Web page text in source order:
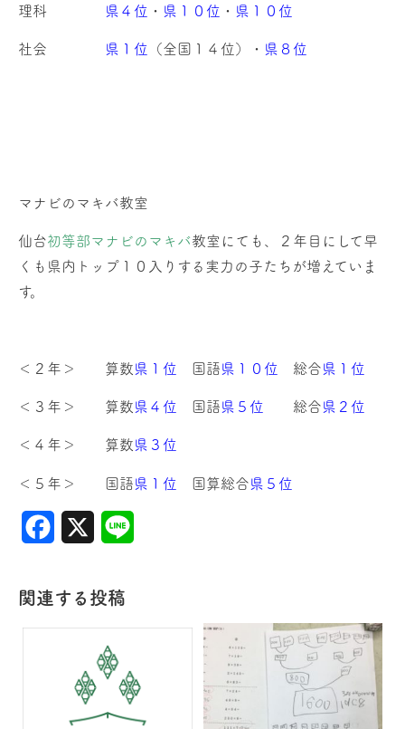
理科 県４位 ・ 県１０位 ・ 県１０位
社会 県１位 （全国１４位）・ 県８位
マナビのマキバ教室
仙台初等部マナビのマキバ教室にても、２年目にして早
くも県内トップ１０入りする実力の子たちが増えていま
す。
＜２年＞ 算数県１位 国語県１０位 総合県１位
＜３年＞ 算数県４位 国語県５位 総合県２位
＜４年＞ 算数県３位
＜５年＞ 国語県１位 国算総合県５位
Facebook
関連する投稿